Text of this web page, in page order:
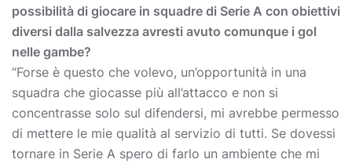
possibilità di giocare in squadre di Serie A con obiettivi
diversi dalla salvezza avresti avuto comunque i gol
nelle gambe?
“Forse è questo che volevo, un’opportunità in una
squadra che giocasse più all’attacco e non si
concentrasse solo sul difendersi, mi avrebbe permesso
di mettere le mie qualità al servizio di tutti. Se dovessi
tornare in Serie A spero di farlo un ambiente che mi